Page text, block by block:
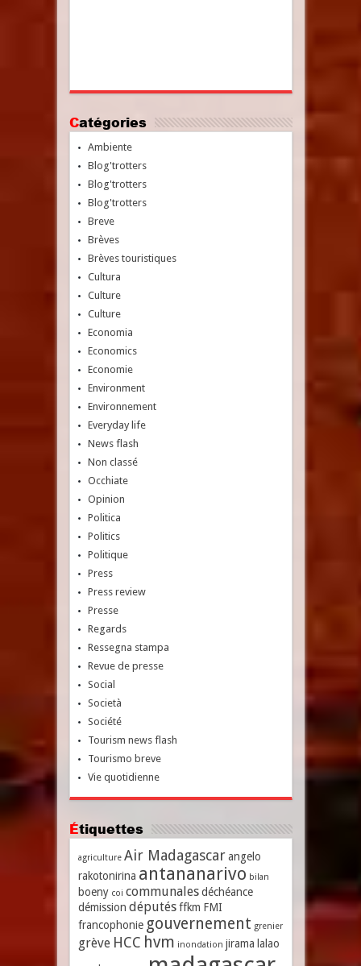
Catégories
Ambiente
Blog'trotters
Blog'trotters
Blog'trotters
Breve
Brèves
Brèves touristiques
Cultura
Culture
Culture
Economia
Economics
Economie
Environment
Environnement
Everyday life
News flash
Non classé
Occhiate
Opinion
Politica
Politics
Politique
Press
Press review
Presse
Regards
Ressegna stampa
Revue de presse
Social
Società
Société
Tourism news flash
Tourismo breve
Vie quotidienne
Étiquettes
agriculture Air Madagascar angelo
rakotonirina antananarivo bilan
boeny coi communales déchéance
démission députés ffkm FMI
francophonie gouvernement grenier
grève HCC hvm inondation jirama lalao